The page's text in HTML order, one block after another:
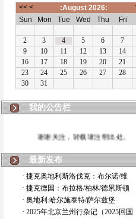
我的公告栏
最新发布
· 捷克奥地利斯洛伐克：布尔诺/维
· 捷克德国：布拉格/柏林/德累斯顿
· 奥地利:哈尔施泰特/萨尔兹堡
· 2025年北京兰州行杂记（2025回国